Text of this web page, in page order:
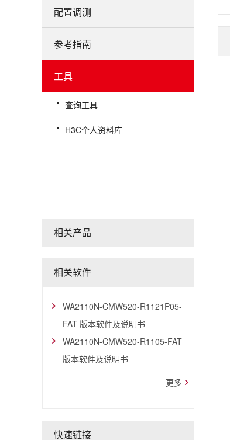
配置调测
参考指南
工具
查询工具
H3C个人资料库
相关产品
相关软件
WA2110N-CMW520-R1121P05-
FAT 版本软件及说明书
WA2110N-CMW520-R1105-FAT
版本软件及说明书
更多
快速链接